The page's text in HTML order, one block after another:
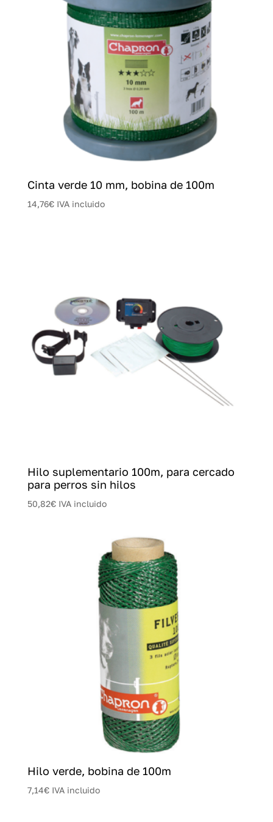
Cinta verde 10 mm, bobina de 100m
14,76€ IVA incluido
Hilo suplementario 100m, para cercado
para perros sin hilos
50,82€ IVA incluido
Hilo verde, bobina de 100m
7,14€ IVA incluido